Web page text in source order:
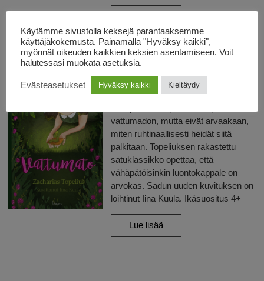
VATTUMATO
vattumadon, mutta eivät arvaakaan,
miten ruhtinaallisesti heidät siitä
palkitaan. Topeliuksen rakastettu
satuklassikko opettaa, että
vähäpätöisinkin luontokappale on
arvokas. Sadun uuden kuvituksen on
loihtinut Iina Kuula. Ikäsuositus 4+
Lue lisää
Käytämme sivustolla keksejä parantaaksemme
käyttäjäkokemusta. Painamalla "Hyväksy kaikki",
myönnät oikeuden kaikkien keksien asentamiseen. Voit
halutessasi muokata asetuksia.
Evästeasetukset Hyväksy kaikki Kieltäydy